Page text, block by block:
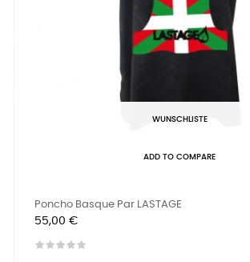
WUNSCHLISTE
ADD TO COMPARE
Poncho Basque Par LASTAGE
Preis
55,00 €